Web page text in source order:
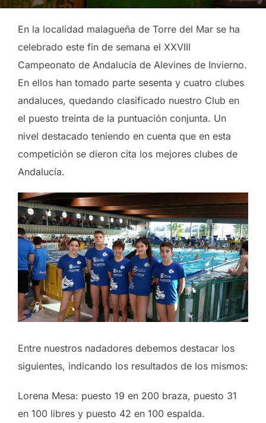
En la localidad malagueña de Torre del Mar se ha
celebrado este fin de semana el XXVIII
Campeonato de Andalucía de Alevines de Invierno.
En ellos han tomado parte sesenta y cuatro clubes
andaluces, quedando clasificado nuestro Club en
el puesto treinta de la puntuación conjunta. Un
nivel destacado teniendo en cuenta que en esta
competición se dieron cita los mejores clubes de
Andalucía.
Entre nuestros nadadores debemos destacar los
siguientes, indicando los resultados de los mismos:
Lorena Mesa: puesto 19 en 200 braza, puesto 31
en 100 libres y puesto 42 en 100 espalda.